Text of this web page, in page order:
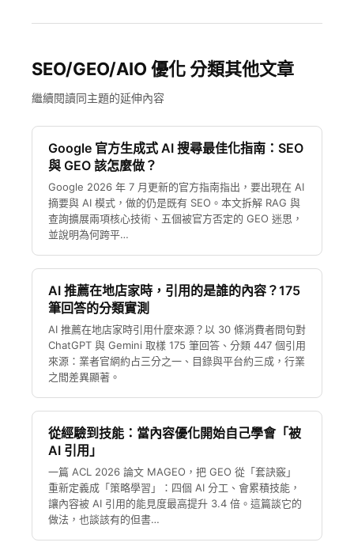
SEO/GEO/AIO 優化 分類其他文章
繼續閱讀同主題的延伸內容
Google 官方生成式 AI 搜尋最佳化指南：SEO
與 GEO 該怎麼做？
Google 2026 年 7 月更新的官方指南指出，要出現在 AI
摘要與 AI 模式，做的仍是既有 SEO。本文拆解 RAG 與
查詢擴展兩項核心技術、五個被官方否定的 GEO 迷思，
並說明為何跨平…
AI 推薦在地店家時，引用的是誰的內容？175
筆回答的分類實測
AI 推薦在地店家時引用什麼來源？以 30 條消費者問句對
ChatGPT 與 Gemini 取樣 175 筆回答、分類 447 個引用
來源：業者官網約占三分之一、目錄與平台約三成，行業
之間差異顯著。
從經驗到技能：當內容優化開始自己學會「被
AI 引用」
一篇 ACL 2026 論文 MAGEO，把 GEO 從「套訣竅」
重新定義成「策略學習」：四個 AI 分工、會累積技能，
讓內容被 AI 引用的能見度最高提升 3.4 倍。這篇談它的
做法，也談該有的但書…